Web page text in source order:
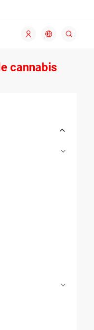
cannabis